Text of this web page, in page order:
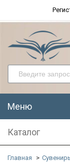
Меню
Каталог
Главная